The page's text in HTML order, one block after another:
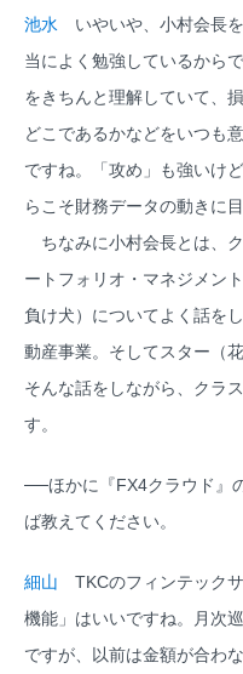
池水 いやいや、小村会長
当によく勉強しているから
をきちんと理解していて、
どこであるかなどをいつも
ですね。「攻め」も強いけ
らこそ財務データの動きに
ちなみに小村会長とは、
ートフォリオ・マネジメン
負け犬）についてよく話を
動産事業。そしてスター（
そんな話をしながら、クラ
す。
──ほかに『FX4クラウド』
ば教えてください。
細山 TKCのフィンテック
機能」はいいですね。月次
ですが、以前は金額が合わ